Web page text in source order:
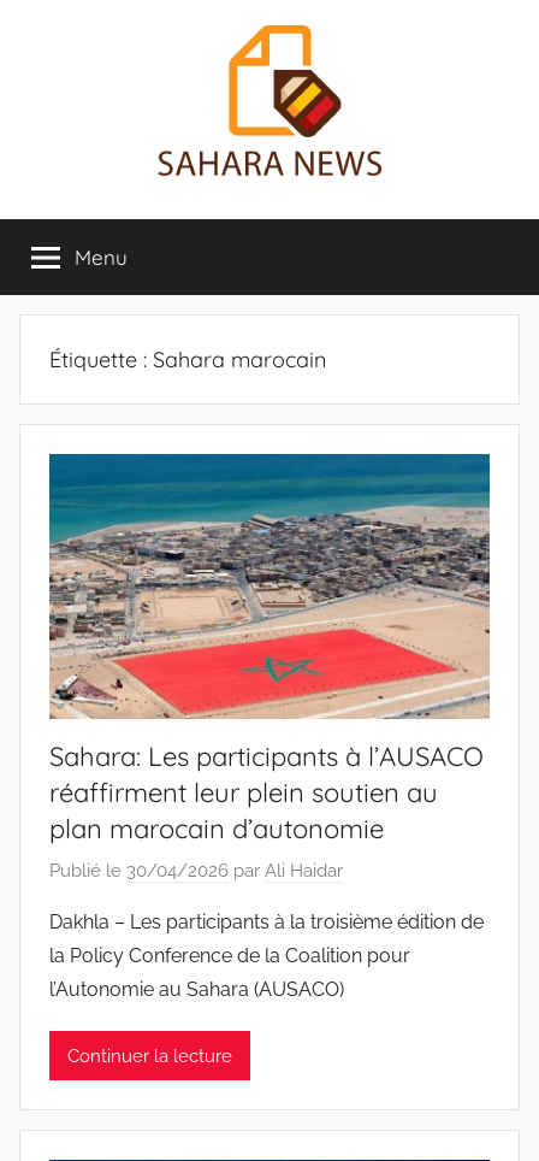
Sahara
News
sur
le
Sahara
révélée
Menu
Étiquette : Sahara marocain
Sahara: Les participants à l’AUSACO
réaffirment leur plein soutien au
plan marocain d’autonomie
Publié le 30/04/2026 par Ali Haidar
Dakhla – Les participants à la troisième édition de
la Policy Conference de la Coalition pour
l’Autonomie au Sahara (AUSACO)
Continuer la lecture